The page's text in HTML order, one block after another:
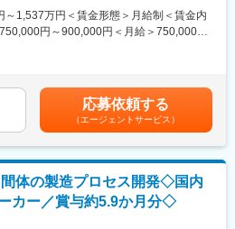
局への申請に向けた安全性戦略の策定、
価の監督、ならびに治験薬および市販薬
後活動全般にわたって、安全性情報を提
、ファーマコヴィジランス部門を代表し
の医療環境・規制・安全性情報を踏まえ
～1,537万円＜賃金形態＞月給制＜賃金内
円～900,000円＜月給＞750,000円
京・独身・最大）116,000円（東京・3人
円（東京、4人以上・最大額）賃金はあ
り、選考を通じて上下する可能性があり
手当を含めた表記です。
応募依頼する
（エージェントサービス）
間体の製造プロセス開発◇国内
カー／賞与約5.9か月分◇